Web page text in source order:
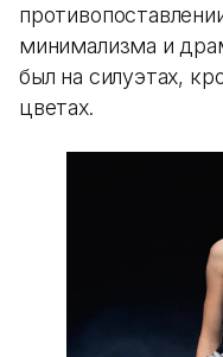
минимализма и
был на силуэтах,
цветах.